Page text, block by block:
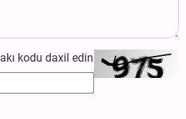
kodu daxil edin